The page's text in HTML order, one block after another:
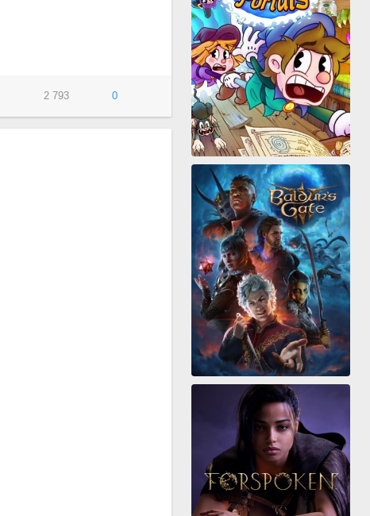
2 793 0